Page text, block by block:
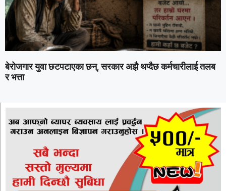
बेरोजगार युवा छटपटाएका छन्, सरकार अझै थप्दैछ कर्मचारीलाई तलब
र भत्ता